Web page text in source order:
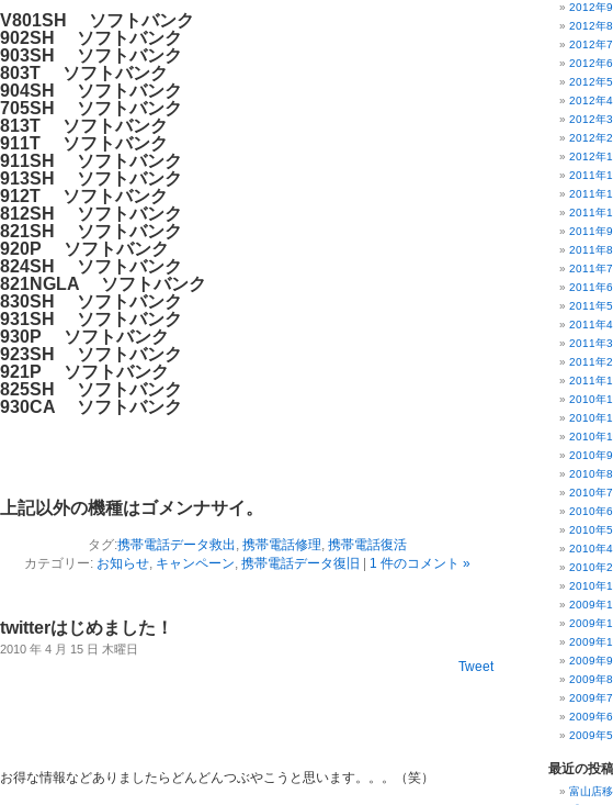
V801SH ソフトバンク
902SH ソフトバンク
903SH ソフトバンク
803T ソフトバンク
904SH ソフトバンク
705SH ソフトバンク
813T ソフトバンク
911T ソフトバンク
911SH ソフトバンク
913SH ソフトバンク
912T ソフトバンク
812SH ソフトバンク
821SH ソフトバンク
920P ソフトバンク
824SH ソフトバンク
821NGLA ソフトバンク
830SH ソフトバンク
931SH ソフトバンク
930P ソフトバンク
923SH ソフトバンク
921P ソフトバンク
825SH ソフトバンク
930CA ソフトバンク
上記以外の機種はゴメンナサイ。
タグ:携帯電話データ救出, 携帯電話修理, 携帯電話復活
カテゴリー: お知らせ, キャンペーン, 携帯電話データ復旧 1 件のコメント »
twitterはじめました！
2010 年 4 月 15 日 木曜日
Tweet
お得な情報などありましたらどんどんつぶやこうと思います。。。（笑）
2012年9
2012年8
2012年7
2012年6
2012年5
2012年4
2012年3
2012年2
2012年1
2011年
2011年
2011年
2011年9
2011年8
2011年7
2011年6
2011年5
2011年4
2011年3
2011年2
2011年1
2010年
2010年
2010年
2010年9
2010年8
2010年7
2010年6
2010年5
2010年4
2010年2
2010年1
2009年
2009年
2009年
2009年9
2009年8
2009年7
2009年6
2009年5
最近の投稿
富山店